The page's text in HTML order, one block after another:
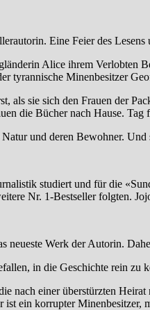
Eine Feier des
Alice ihrem Verlobten
tyrannische Minenbesitzer
als sie sich den Frauen der
die Bücher nach Hause.
und deren Bewohner. Und
studiert und für die
Nr. 1-Bestseller folgten.
neueste Werk der Autorin.
in die Geschichte rein zu
nach einer überstürzten
ist ein korrupter Minenbesitzer,